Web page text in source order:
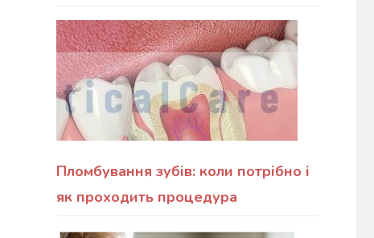
Пломбування зубів: коли потрібно і
як проходить процедура